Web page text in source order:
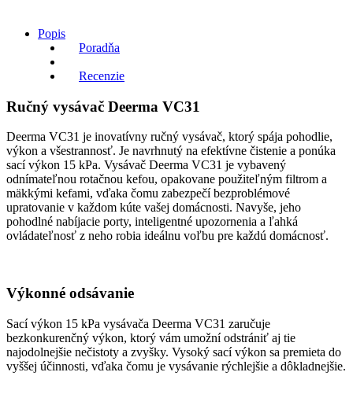
Popis
Poradňa
Recenzie
Ručný vysávač Deerma VC31
Deerma VC31 je inovatívny ručný vysávač, ktorý spája pohodlie,
výkon a všestrannosť. Je navrhnutý na efektívne čistenie a ponúka
sací výkon 15 kPa. Vysávač Deerma VC31 je vybavený
odnímateľnou rotačnou kefou, opakovane použiteľným filtrom a
mäkkými kefami, vďaka čomu zabezpečí bezproblémové
upratovanie v každom kúte vašej domácnosti. Navyše, jeho
pohodlné nabíjacie porty, inteligentné upozornenia a ľahká
ovládateľnosť z neho robia ideálnu voľbu pre každú domácnosť.
Výkonné odsávanie
Sací výkon 15 kPa vysávača Deerma VC31 zaručuje
bezkonkurenčný výkon, ktorý vám umožní odstrániť aj tie
najodolnejšie nečistoty a zvyšky. Vysoký sací výkon sa premieta do
vyššej účinnosti, vďaka čomu je vysávanie rýchlejšie a dôkladnejšie.